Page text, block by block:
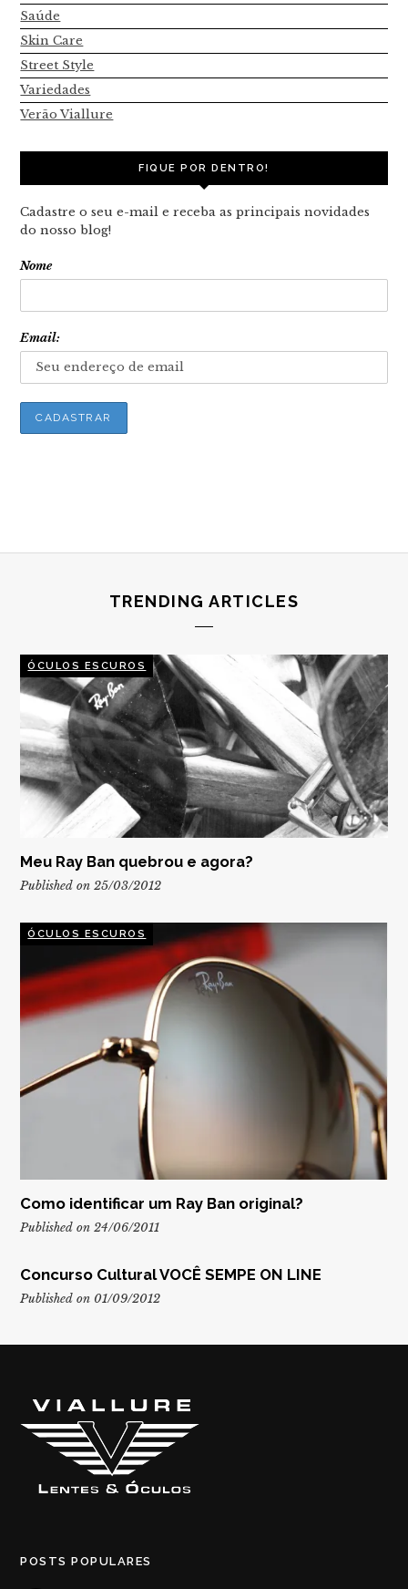
Saúde
Skin Care
Street Style
Variedades
Verão Viallure
FIQUE POR DENTRO!
Cadastre o seu e-mail e receba as principais novidades
do nosso blog!
Nome
Email:
TRENDING ARTICLES
ÓCULOS ESCUROS
Meu Ray Ban quebrou e agora?
Published on 25/03/2012
ÓCULOS ESCUROS
Como identificar um Ray Ban original?
Published on 24/06/2011
Concurso Cultural VOCÊ SEMPE ON LINE
Published on 01/09/2012
POSTS POPULARES